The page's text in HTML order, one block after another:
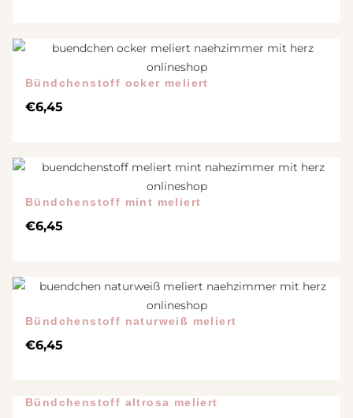
Bündchenstoff ocker meliert
€6,45
Bündchenstoff mint meliert
€6,45
Bündchenstoff naturweiß meliert
€6,45
Bündchenstoff altrosa meliert